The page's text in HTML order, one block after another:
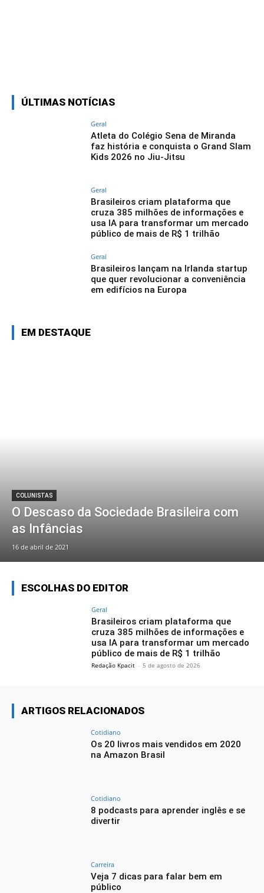
ÚLTIMAS NOTÍCIAS
Geral
Atleta do Colégio Sena de Miranda
faz história e conquista o Grand Slam
Kids 2026 no Jiu-Jitsu
Geral
Brasileiros criam plataforma que
cruza 385 milhões de informações e
usa IA para transformar um mercado
público de mais de R$ 1 trilhão
Geral
Brasileiros lançam na Irlanda startup
que quer revolucionar a conveniência
em edifícios na Europa
EM DESTAQUE
COLUNISTAS
O Descaso da Sociedade Brasileira com
as Infâncias
16 de abril de 2021
ESCOLHAS DO EDITOR
Geral
Brasileiros criam plataforma que
cruza 385 milhões de informações e
usa IA para transformar um mercado
público de mais de R$ 1 trilhão
Redação Kpacit - 5 de agosto de 2026
ARTIGOS RELACIONADOS
Cotidiano
Os 20 livros mais vendidos em 2020
na Amazon Brasil
Cotidiano
8 podcasts para aprender inglês e se
divertir
Carreira
Veja 7 dicas para falar bem em
público